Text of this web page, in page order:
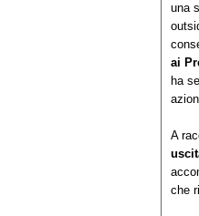
una
ai
ha
A
che